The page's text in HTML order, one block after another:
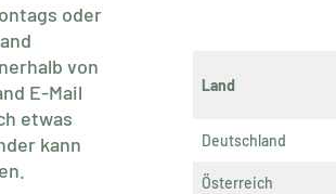
oder
von
E-Mail
etwas
kann
Land
Deutschland
Österreich